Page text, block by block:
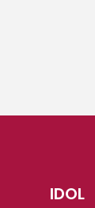
IDOL